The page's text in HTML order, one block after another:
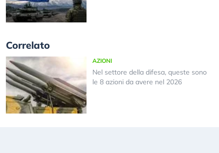
Correlato
AZIONI
Nel settore della difesa, queste sono
le 8 azioni da avere nel 2026